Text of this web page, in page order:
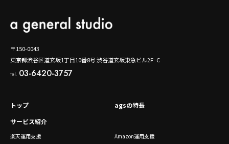
〒150-0043
東京都渋谷区道玄坂1丁目10番8号 渋谷道玄坂東急ビル2F−C
tel. 03-6420-3757
トップ
agsの特長
サービス紹介
楽天運用支援
Amazon運用支援